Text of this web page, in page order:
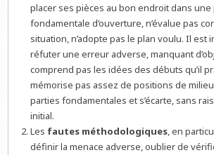
placer ses pièces au bon endroit dans une
fondamentale d’ouverture, n’évalue pas
situation, n’adopte pas le plan voulu. Il est
réfuter une erreur adverse, manquant
comprend pas les idées des débuts qu’il
mémorise pas assez de positions de
parties fondamentales et s’écarte, sans
initial.
Les fautes méthodologiques, en
définir la menace adverse, oublier de